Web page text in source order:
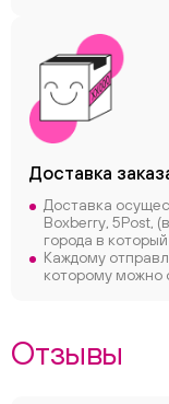
Доставка
Доставка
Boxberry, 5Post,
города в
Каждому
которому можно
Отзывы